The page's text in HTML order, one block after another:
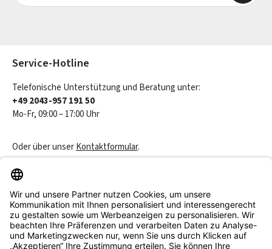
Service-Hotline
Telefonische Unterstützung und Beratung unter:
+49 2043-957 191 50
Mo-Fr, 09:00 – 17:00 Uhr
Oder über unserKontaktformular.
Service & Beratung